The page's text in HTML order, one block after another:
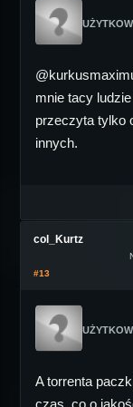
mnie tacy
przeczyta tylko
innych.
col_Kurtz
#13
A torrenta
czas, co o